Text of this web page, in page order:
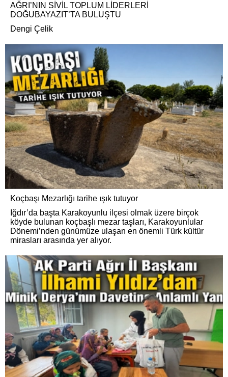
AĞRI’NIN SİVİL TOPLUM LİDERLERİ
DOĞUBAYAZIT’TA BULUŞTU
Dengi Çelik
Koçbaşı Mezarlığı tarihe ışık tutuyor
Iğdır’da başta Karakoyunlu ilçesi olmak üzere birçok
köyde bulunan koçbaşlı mezar taşları, Karakoyunlular
Dönemi’nden günümüze ulaşan en önemli Türk kültür
mirasları arasında yer alıyor.